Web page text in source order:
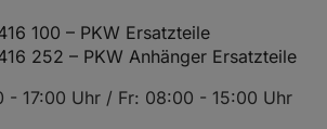
100 – PKW Ersatzteile
252 – PKW Anhänger Ersatzteile
- 17:00 Uhr / Fr: 08:00 - 15:00 Uhr